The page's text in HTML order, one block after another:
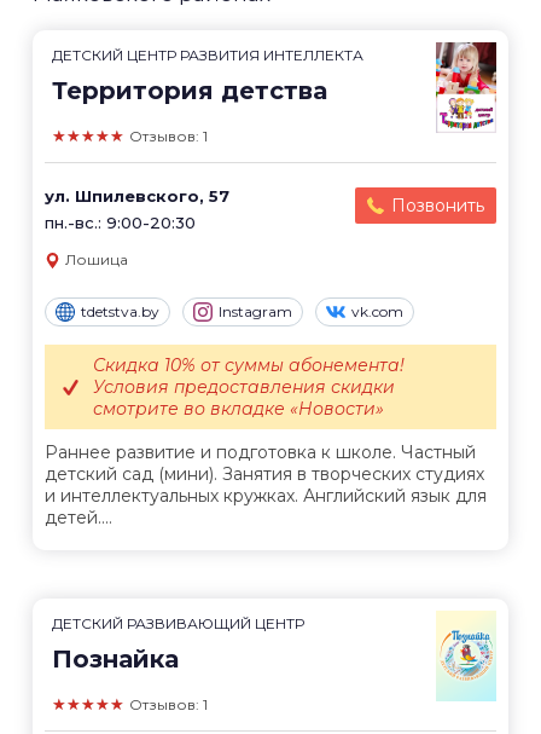
ДЕТСКИЙ ЦЕНТР РАЗВИТИЯ ИНТЕЛЛЕКТА
Территория детства
★★★★★ Отзывов: 1
ул. Шпилевского, 57
пн.-вс.: 9:00-20:30
Позвонить
Лошица
tdetstva.by Instagram vk.com
Раннее развитие и подготовка к школе. Частный
детский сад (мини). Занятия в творческих студиях
и интеллектуальных кружках. Английский язык для
детей....
Скидка 10% от суммы абонемента!
Условия предоставления скидки
смотрите во вкладке «Новости»
ДЕТСКИЙ РАЗВИВАЮЩИЙ ЦЕНТР
Познайка
★★★★★ Отзывов: 1